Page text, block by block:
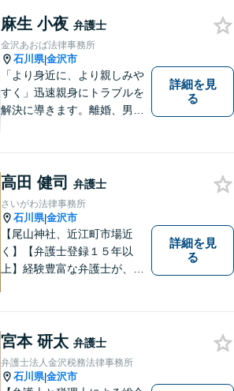
麻生 小夜 弁護士
金沢あおば法律事務所
石川県|金沢市
「より身近に、より親しみや
すく」迅速親身にトラブルを
解決に導きます。離婚、男女
にご相談ください。
詳細を見
る
高田 健司 弁護士
さいがわ法律事務所
石川県|金沢市
【尾山神社、近江町市場近
く】【弁護士登録１５年以
上】経験豊富な弁護士が、誠
詳細を見
る
宮本 研太 弁護士
弁護士法人金沢税務法律事務所
石川県|金沢市